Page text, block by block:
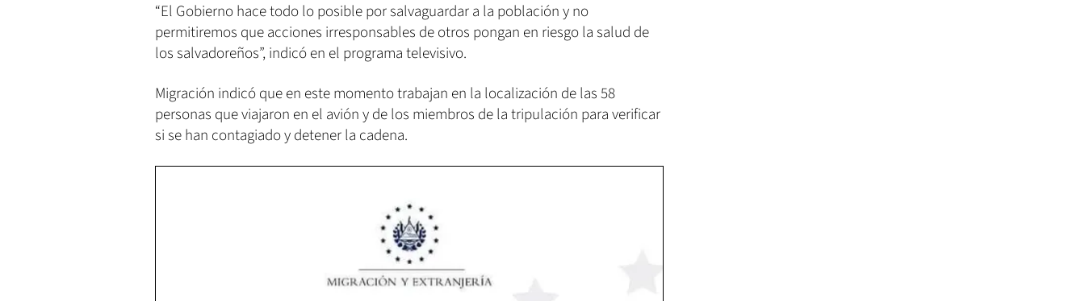
“El Gobierno hace todo lo posible por salvaguardar a la población y no
permitiremos que acciones irresponsables de otros pongan en riesgo la salud de
los salvadoreños”, indicó en el programa televisivo.
Migración indicó que en este momento trabajan en la localización de las 58
personas que viajaron en el avión y de los miembros de la tripulación para verificar
si se han contagiado y detener la cadena.